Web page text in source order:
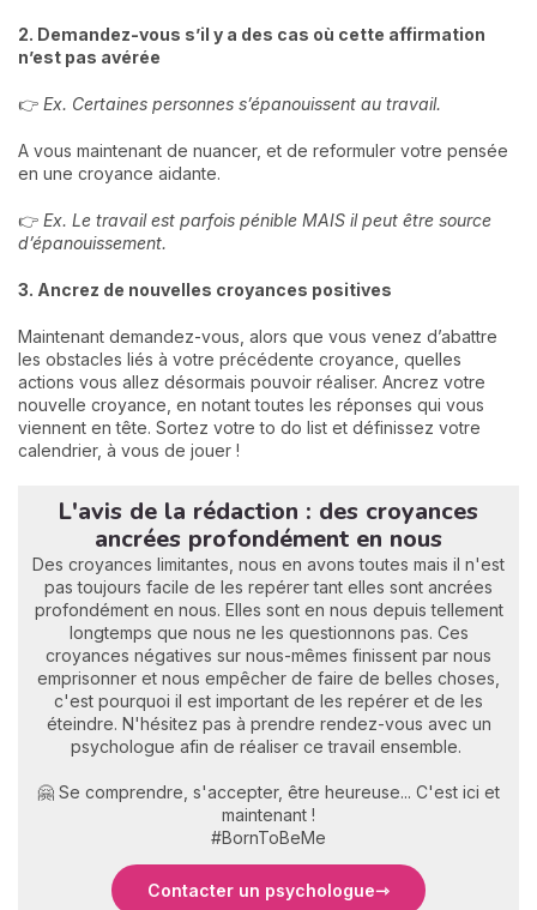
2. Demandez-vous s’il y a des cas où cette affirmation
n’est pas avérée
👉 Ex. Certaines personnes s’épanouissent au travail.
A vous maintenant de nuancer, et de reformuler votre pensée
en une croyance aidante.
👉 Ex. Le travail est parfois pénible MAIS il peut être source
d’épanouissement.
3. Ancrez de nouvelles croyances positives
Maintenant demandez-vous, alors que vous venez d’abattre
les obstacles liés à votre précédente croyance, quelles
actions vous allez désormais pouvoir réaliser. Ancrez votre
nouvelle croyance, en notant toutes les réponses qui vous
viennent en tête. Sortez votre to do list et définissez votre
calendrier, à vous de jouer !
L'avis de la rédaction : des croyances
ancrées profondément en nous
Des croyances limitantes, nous en avons toutes mais il n'est
pas toujours facile de les repérer tant elles sont ancrées
profondément en nous. Elles sont en nous depuis tellement
longtemps que nous ne les questionnons pas. Ces
croyances négatives sur nous-mêmes finissent par nous
emprisonner et nous empêcher de faire de belles choses,
c'est pourquoi il est important de les repérer et de les
éteindre. N'hésitez pas à prendre rendez-vous avec un
psychologue afin de réaliser ce travail ensemble.
🤗 Se comprendre, s'accepter, être heureuse... C'est ici et
maintenant !
#BornToBeMe
Contacter un psychologue